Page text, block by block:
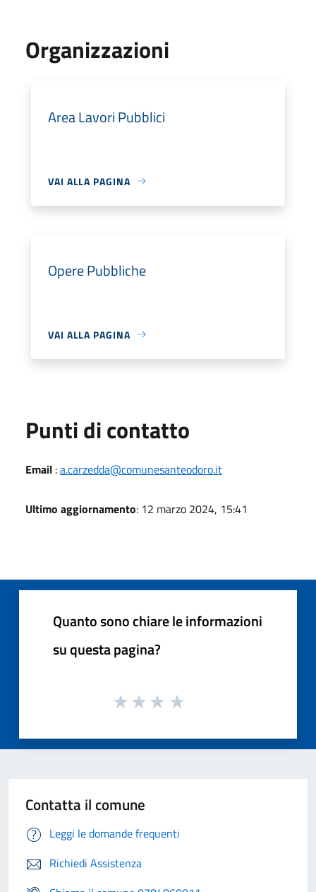
Organizzazioni
Area Lavori Pubblici
VAI ALLA PAGINA
Opere Pubbliche
VAI ALLA PAGINA
Punti di contatto
Email :a.carzedda@comunesanteodoro.it
Ultimo aggiornamento: 12 marzo 2024, 15:41
Quanto sono chiare le informazioni
su questa pagina?
Contatta il comune
Leggi le domande frequenti
Richiedi Assistenza